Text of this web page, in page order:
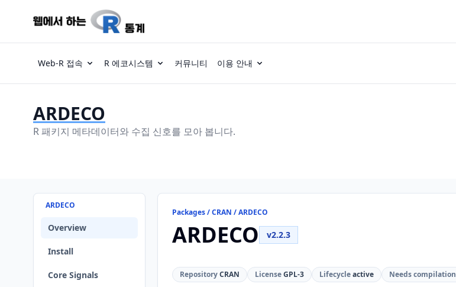
Web-R 접속 R 에코시스템 커뮤니티 이용 안내
ARDECO
R 패키지 메타데이터와 수집 신호를 모아 봅니다.
ARDECO
Overview
Install
Core Signals
Packages / CRAN / ARDECO
ARDECO v2.2.3
RepositoryCRAN LicenseGPL-3 Lifecycleactive Needs compilation